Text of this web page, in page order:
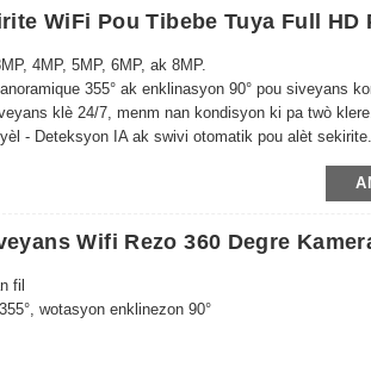
WiFi Pou Tibebe Tuya Full HD
4MP, 5MP, 6MP, ak 8MP.
355° ak enklinasyon 90° pou siveyans
klè 24/7, menm nan kondisyon ki pa twò klere.
- Deteksyon IA ak swivi otomatik pou alèt sekirite.
Wifi Rezo 360 Degre
fil
wotasyon enklinezon 90°